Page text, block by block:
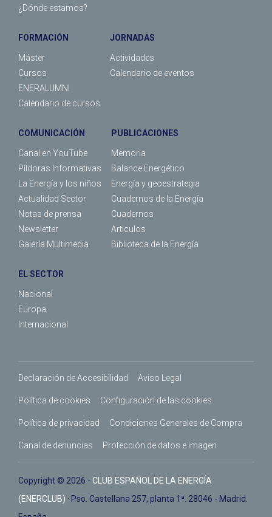
¿Dónde estamos?
FORMACIÓN
Máster
Cursos
ENERALUMNI
Calendario de cursos
JORNADAS
Actividades
Calendario de eventos
COMUNICACIÓN
Canal en YouTube
Píldoras Informativas
La Energía y los niños
Actualidad Sector
Notas de prensa
Newsletter
Galería Multimedia
PUBLICACIONES
Memoria
Balance Energético
Energía y geoestrategia
Cuadernos de la Energía
Cuadernos
Articulos
Biblioteca de la Energía
EL SECTOR
Nacional
Europa
Internacional
Declaración de Accesibilidad Aviso Legal
Política de cookies Configuración de las cookies
Política de privacidad Condiciones Generales de Compra
Canal de denuncias Protección de datos e imagen
Copyright © 2026 - CLUB ESPAÑOL DE LA ENERGÍA
(ENERCLUB) · Pso. Castellana 257, planta 1ª. 28046 - Madrid.